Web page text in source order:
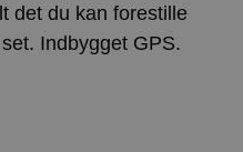
det du kan forestille
Indbygget GPS.